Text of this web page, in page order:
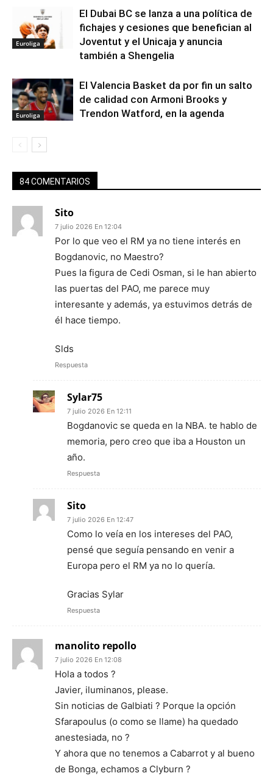
Euroliga
El Dubai BC se lanza a una política de
fichajes y cesiones que benefician al
Joventut y el Unicaja y anuncia
también a Shengelia
Euroliga
El Valencia Basket da por fin un salto
de calidad con Armoni Brooks y
Trendon Watford, en la agenda
84 COMENTARIOS
Sito
7 julio 2026 En 12:04
Por lo que veo el RM ya no tiene interés en
Bogdanovic, no Maestro?
Pues la figura de Cedi Osman, si le han abierto
las puertas del PAO, me parece muy
interesante y además, ya estuvimos detrás de
él hace tiempo.
Slds
Respuesta
Sylar75
7 julio 2026 En 12:11
Bogdanovic se queda en la NBA. te hablo de
memoria, pero creo que iba a Houston un
año.
Respuesta
Sito
7 julio 2026 En 12:47
Como lo veía en los intereses del PAO,
pensé que seguía pensando en venir a
Europa pero el RM ya no lo quería.
Gracias Sylar
Respuesta
manolito repollo
7 julio 2026 En 12:08
Hola a todos ?
Javier, iluminanos, please.
Sin noticias de Galbiati ? Porque la opción
Sfarapoulus (o como se llame) ha quedado
anestesiada, no ?
Y ahora que no tenemos a Cabarrot y al bueno
de Bonga, echamos a Clyburn ?